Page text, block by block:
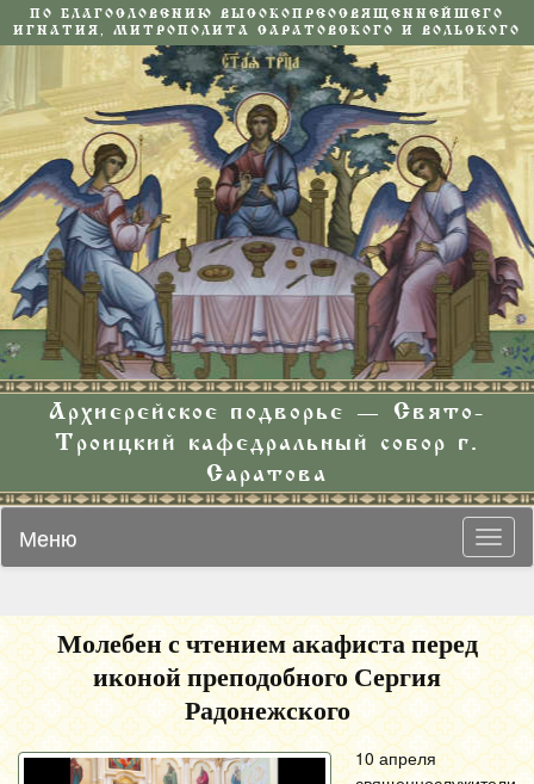
ПО БЛАГОСЛОВЕНИЮ ВЫСОКОПРЕОСВЯЩЕННЕЙШЕГО
ИГНАТИЯ, МИТРОПОЛИТА САРАТОВСКОГО И ВОЛЬСКОГО
Архиерейское подворье — Свято-
Троицкий кафедральный собор г.
Саратова
Меню
Молебен с чтением акафиста перед
иконой преподобного Сергия
Радонежского
10 апреля